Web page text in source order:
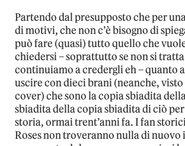
Partendo dal presupposto che per
di motivi, che non c’è bisogno di
può fare (quasi) tutto quello che
chiedersi – soprattutto se non si
continuiamo a credergli eh – quanto
uscire con dieci brani (neanche, visto
cover) che sono la copia sbiadita
sbiadita della copia sbiadita di ciò
storia, ormai trent’anni fa. I fan
Roses non troveranno nulla di nuovo